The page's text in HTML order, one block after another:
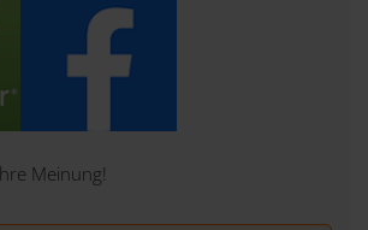
Meinung!